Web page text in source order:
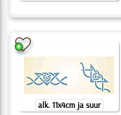
alk. 11x4cm ja suur